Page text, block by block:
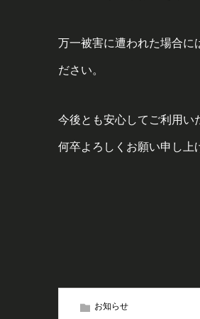
万一被害に遭われた場合に
ださい。
今後とも安心してご利用い
何卒よろしくお願い申し上
お知らせ